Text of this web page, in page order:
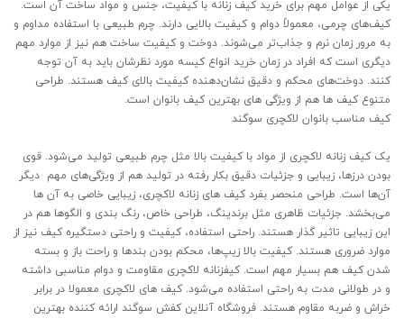
یکی از عوامل مهم برای خرید کیف زنانه با کیفیت، جنس و مواد ساخت آن است.
کیف‌های چرمی، معمولاً دوام و کیفیت بالایی دارند. چرم طبیعی با استفاده مداوم و
به مرور زمان نرم‌ و جذاب‌تر می‌شوند. دوخت و کیفیت ساخت هم نیز از موارد مهم
دیگری است که افراد در زمان خرید انواع کیسه مورد نظرشان باید به آن توجه
کنند. دوخت‌های محکم و دقیق نشان‌دهنده کیفیت بالای کیف هستند. طراحی
متنوع کیف ها هم از ویژگی های بهترین کیف بانوان است.
کیف مناسب بانوان لاکچری سوگند
یک کیف زنانه لاکچری از مواد با کیفیت بالا مثل چرم طبیعی تولید می‌شود. قوی
بودن درزها، زیبایی و جزئیات دقیق بکار رفته در تولید هم از ویژگی‌های مهم دیگر
آن‌ها است. طراحی منحصر بفرد کیف های زنانه لاکچری، زیبایی خاصی به آن ها
می‌بخشد. جزئیات ظاهری مثل برندینگ، طراحی خاص، رنگ‌ بندی و الگوها هم در
این زیبایی تاثیر گذار هستند. راحتی استفاده، کیفیت و راحتی دستگیره کیف نیز از
موارد ضروری هستند. کیفیت بالا زیپ‌ها، محکم بودن بندها و راحت باز و بسته
شدن کیف هم بسیار مهم است. کیفزنانه ‌لاکچری مقاومت و دوام مناسبی داشته
و در طولانی مدت به راحتی استفاده می‌شود. کیف های لاکچری معمولا در برابر
خراش و ضربه مقاوم هستند. فروشگاه آنلاین کفش سوگند ارائه کننده بهترین